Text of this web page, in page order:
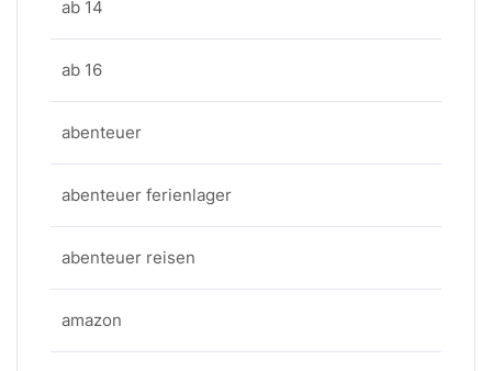
ab 14
ab 16
abenteuer
abenteuer ferienlager
abenteuer reisen
amazon